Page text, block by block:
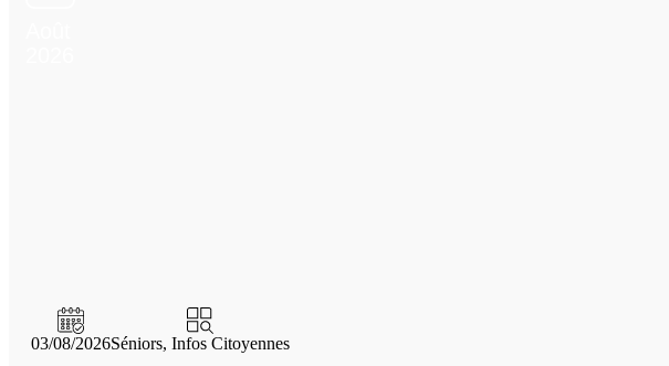
03/08/2026Séniors, Infos Citoyennes